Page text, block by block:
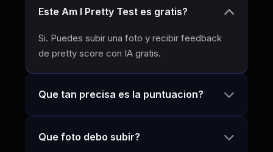
Este Am I Pretty Test es gratis?
Si. Puedes subir una foto y recibir feedback
de pretty score con IA gratis.
Que tan precisa es la puntuacion?
Que foto debo subir?